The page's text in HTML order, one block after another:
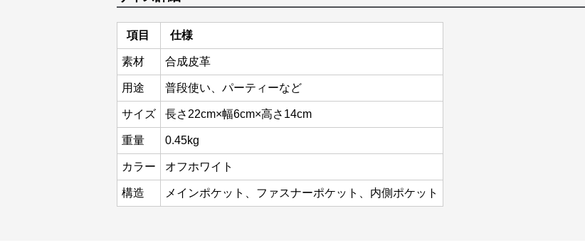
項目 仕様
素材 合成皮革
用途 普段使い、パーティーなど
サイズ 長さ22cm×幅6cm×高さ14cm
重量 0.45kg
カラー オフホワイト
構造 メインポケット、ファスナーポケット、内側ポケット